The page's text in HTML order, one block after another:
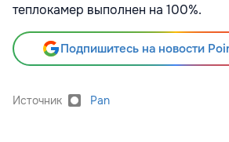
теплокамер выполнен на 100%.
Подпишитесь на новости
Источник Pan